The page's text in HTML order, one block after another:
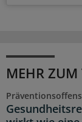
MEHR ZUM